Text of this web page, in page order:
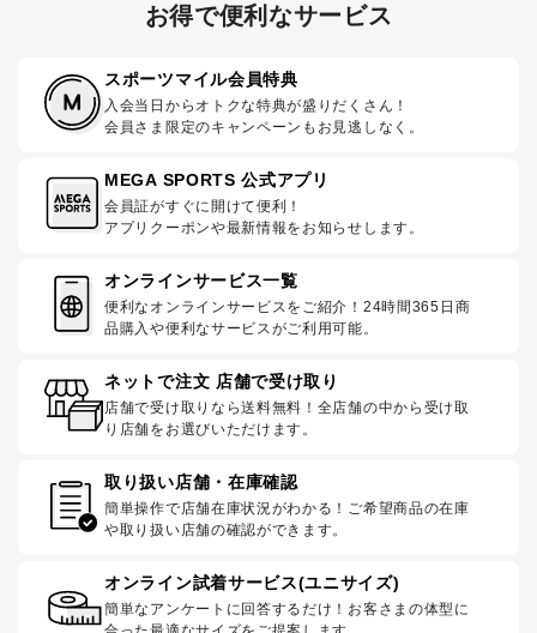
お得で便利なサービス
スポーツマイル会員特典
入会当日からオトクな特典が盛りだくさん！
会員さま限定のキャンペーンもお見逃しなく。
MEGA SPORTS 公式アプリ
会員証がすぐに開けて便利！
アプリクーポンや最新情報をお知らせします。
オンラインサービス一覧
便利なオンラインサービスをご紹介！24時間365日商
品購入や便利なサービスがご利用可能。
ネットで注文 店舗で受け取り
店舗で受け取りなら送料無料！全店舗の中から受け取
り店舗をお選びいただけます。
取り扱い店舗・在庫確認
簡単操作で店舗在庫状況がわかる！ご希望商品の在庫
や取り扱い店舗の確認ができます。
オンライン試着サービス(ユニサイズ)
簡単なアンケートに回答するだけ！お客さまの体型に